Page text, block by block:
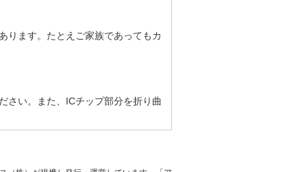
ります。たとえご家族であってもカ
さい。また、ICチップ部分を折り曲